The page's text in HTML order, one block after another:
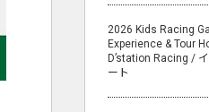
2026 Kids Racing
Experience & Tour
D’station Racing /
ート